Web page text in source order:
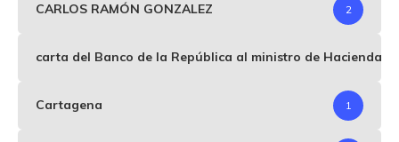
CARLOS RAMÓN GONZALEZ 2
carta del Banco de la República al ministro de Hacienda
Cartagena 1